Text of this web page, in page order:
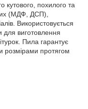
кутового, похилого та
(МДФ, ДСП),
Використовується
виготовлення
Пила гарантує
розмірами протягом